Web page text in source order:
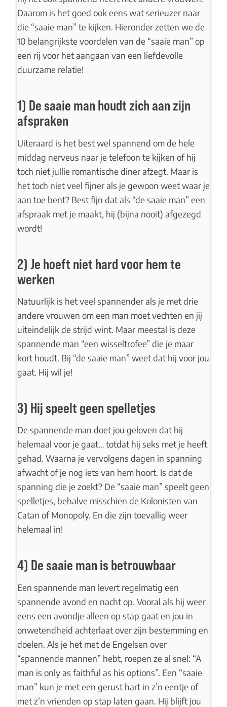
Daarom is het goed ook eens wat serieuzer naar
die “saaie man” te kijken. Hieronder zetten we de
10 belangrijkste voordelen van de “saaie man” op
een rij voor het aangaan van een liefdevolle
duurzame relatie!
1) De saaie man houdt zich aan zijn
afspraken
Uiteraard is het best wel spannend om de hele
middag nerveus naar je telefoon te kijken of hij
toch niet jullie romantische diner afzegt. Maar is
het toch niet veel fijner als je gewoon weet waar je
aan toe bent? Best fijn dat als “de saaie man” een
afspraak met je maakt, hij (bijna nooit) afgezegd
wordt!
2) Je hoeft niet hard voor hem te
werken
Natuurlijk is het veel spannender als je met drie
andere vrouwen om een man moet vechten en jij
uiteindelijk de strijd wint. Maar meestal is deze
spannende man “een wisseltrofee” die je maar
kort houdt. Bij “de saaie man” weet dat hij voor jou
gaat. Hij wil je!
3) Hij speelt geen spelletjes
De spannende man doet jou geloven dat hij
helemaal voor je gaat… totdat hij seks met je heeft
gehad. Waarna je vervolgens dagen in spanning
afwacht of je nog iets van hem hoort. Is dat de
spanning die je zoekt? De “saaie man” speelt geen
spelletjes, behalve misschien de Kolonisten van
Catan of Monopoly. En die zijn toevallig weer
helemaal in!
4) De saaie man is betrouwbaar
Een spannende man levert regelmatig een
spannende avond en nacht op. Vooral als hij weer
eens een avondje alleen op stap gaat en jou in
onwetendheid achterlaat over zijn bestemming en
doelen. Als je het met de Engelsen over
“spannende mannen” hebt, roepen ze al snel: “A
man is only as faithful as his options”. Een “saaie
man” kun je met een gerust hart in z’n eentje of
met z’n vrienden op stap laten gaan. Hij blijft jou